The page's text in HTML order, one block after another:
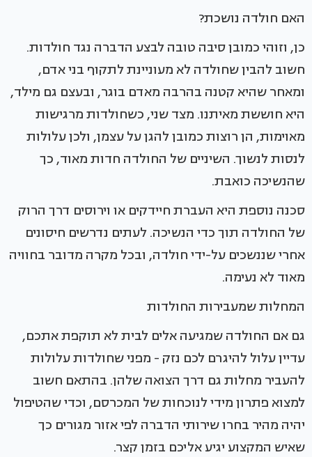
האם חולדה נושכת?
כן, וזוהי כמובן סיבה טובה לבצע הדברה נגד חולדות.
חשוב להבין שחולדה לא מעוניינת לתקוף בני אדם,
ומאחר שהיא קטנה בהרבה מאדם בוגר, ובעצם גם מילד,
היא חוששת מאיתנו. מצד שני, כשחולדות מרגישות
מאוימות, הן רוצות כמובן להגן על עצמן, ולכן עלולות
לנסות לנשוך. השיניים של החולדה חדות מאוד, כך
שהנשיכה כואבת.
סכנה נוספת היא העברת חיידקים או וירוסים דרך הרוק
של החולדה תוך כדי הנשיכה. לעתים נדרשים חיסונים
אחרי שננשכים על-ידי חולדה, ובכל מקרה מדובר בחוויה
מאוד לא נעימה.
המחלות שמעבירות החולדות
גם אם החולדה שמגיעה אלים לבית לא תוקפת אתכם,
עדיין עלול להיגרם לכם נזק - מפני שחולדות עלולות
להעביר מחלות גם דרך הצואה שלהן. בהתאם חשוב
למצוא פתרון מידי לנוכחות של המכרסם, וכדי שהטיפול
יהיה מהיר בחרו שירותי הדברה לפי אזור מגורים כך
שאיש המקצוע יגיע אליכם בזמן קצר.